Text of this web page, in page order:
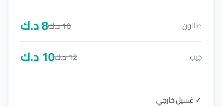
صالون 10د.ك8د.ك
جيب 12د.ك10د.ك
✓ غسيل خارجي